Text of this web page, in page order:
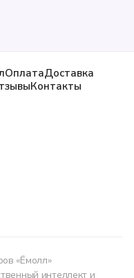
ОплатаДоставка
Контакты
«Ёмолл»
интеллект и